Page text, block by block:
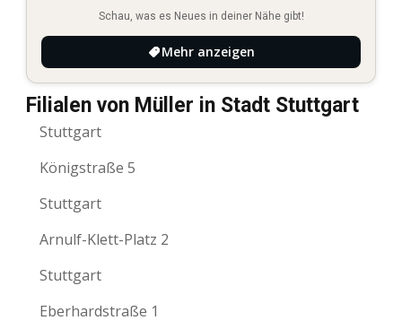
Schau, was es Neues in deiner Nähe gibt!
Mehr anzeigen
Filialen von Müller in Stadt Stuttgart
Stuttgart
Königstraße 5
Stuttgart
Arnulf-Klett-Platz 2
Stuttgart
Eberhardstraße 1